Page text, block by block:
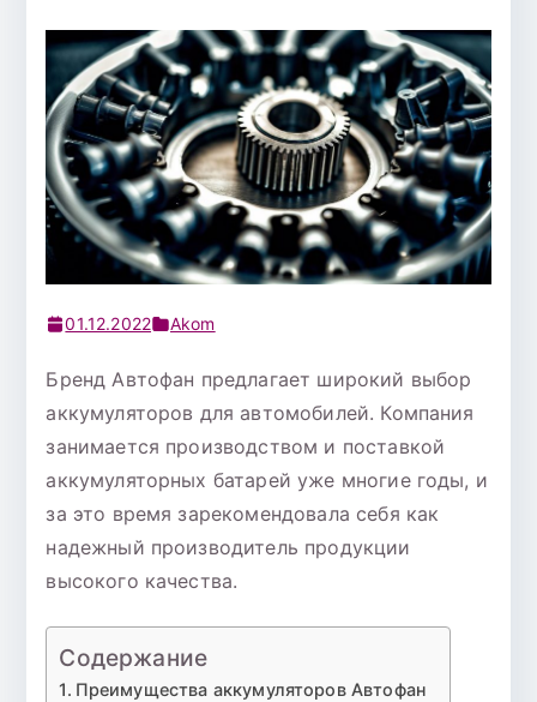
01.12.2022 Akom
Бренд Автофан предлагает широкий выбор
аккумуляторов для автомобилей. Компания
занимается производством и поставкой
аккумуляторных батарей уже многие годы, и
за это время зарекомендовала себя как
надежный производитель продукции
высокого качества.
Содержание
Преимущества аккумуляторов Автофан